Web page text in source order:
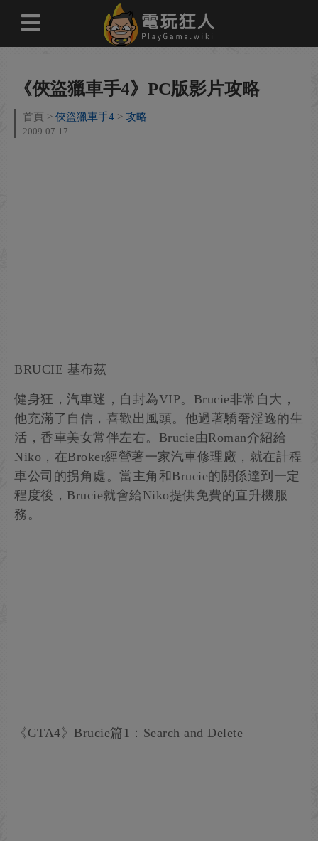
《俠盜獵車手4》PC版影片攻略
首頁 俠盜獵車手4 攻略
2009-07-17
BRUCIE 基布茲
健身狂，汽車迷，自封為VIP。Brucie非常自大，
他充滿了自信，喜歡出風頭。他過著驕奢淫逸的生
活，香車美女常伴左右。Brucie由Roman介紹給
Niko，在Broker經營著一家汽車修理廠，就在計程
車公司的拐角處。當主角和Brucie的關係達到一定
程度後，Brucie就會給Niko提供免費的直升機服
務。
《GTA4》Brucie篇1：Search and Delete